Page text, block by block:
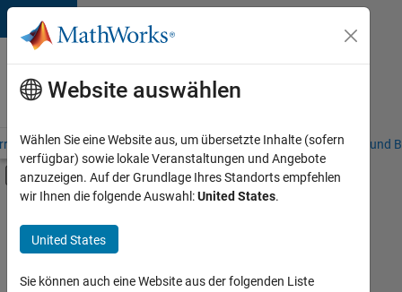
Weiter zum Inhalt
Karriere
bei
MathWorks
– Übersicht Stellensuche Niederlassungen Studierende und
Umschaltung für Off-Canvas-
Hauptinhalt
Praktika
Information Technology
Education Sales
+7
Website auswählen
Wählen Sie eine Website aus, um übersetzte Inhalte (sofern
verfügbar) sowie lokale Veranstaltungen und Angebote
anzuzeigen. Auf der Grundlage Ihres Standorts empfehlen
wir Ihnen die folgende Auswahl:United States.
United States
Sie können auch eine Website aus der folgenden Liste